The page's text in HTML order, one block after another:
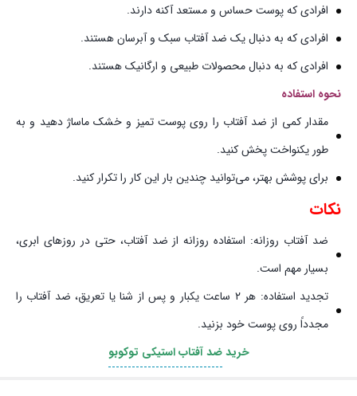
افرادی که پوست حساس و مستعد آکنه دارند.
افرادی که به دنبال یک ضد آفتاب سبک و آبرسان هستند.
افرادی که به دنبال محصولات طبیعی و ارگانیک هستند.
نحوه استفاده
مقدار کمی از ضد آفتاب را روی پوست تمیز و خشک ماساژ دهید و به
طور یکنواخت پخش کنید.
برای پوشش بهتر، می‌توانید چندین بار این کار را تکرار کنید.
نکات
ضد آفتاب روزانه: استفاده روزانه از ضد آفتاب، حتی در روزهای ابری،
بسیار مهم است.
تجدید استفاده: هر ۲ ساعت یکبار و پس از شنا یا تعریق، ضد آفتاب را
مجدداً روی پوست خود بزنید.
خریدضد آفتاب استیکی توکوبو